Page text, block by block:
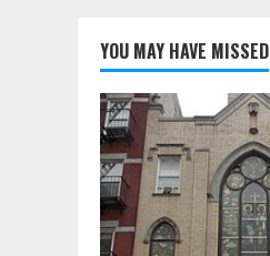
YOU MAY HAVE MISSED